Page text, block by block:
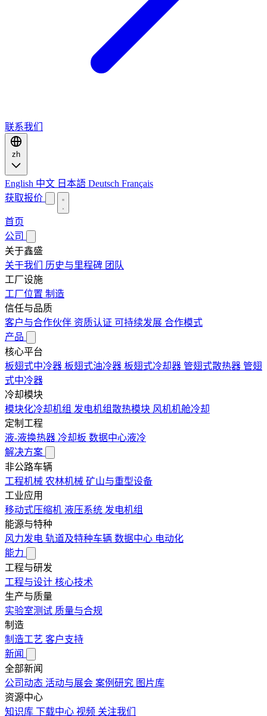
联系我们
zh
English 中文 日本語 Deutsch Français
获取报价
首页
公司
关于鑫盛
关于我们 历史与里程碑 团队
工厂设施
工厂位置 制造
信任与品质
客户与合作伙伴 资质认证 可持续发展 合作模式
产品
核心平台
板翅式中冷器 板翅式油冷器 板翅式冷却器 管翅式散热器 管翅
式中冷器
冷却模块
模块化冷却机组 发电机组散热模块 风机机舱冷却
定制工程
液-液换热器 冷却板 数据中心液冷
解决方案
非公路车辆
工程机械 农林机械 矿山与重型设备
工业应用
移动式压缩机 液压系统 发电机组
能源与特种
风力发电 轨道及特种车辆 数据中心 电动化
能力
工程与研发
工程与设计 核心技术
生产与质量
实验室测试 质量与合规
制造
制造工艺 客户支持
新闻
全部新闻
公司动态 活动与展会 案例研究 图片库
资源中心
知识库 下载中心 视频 关注我们